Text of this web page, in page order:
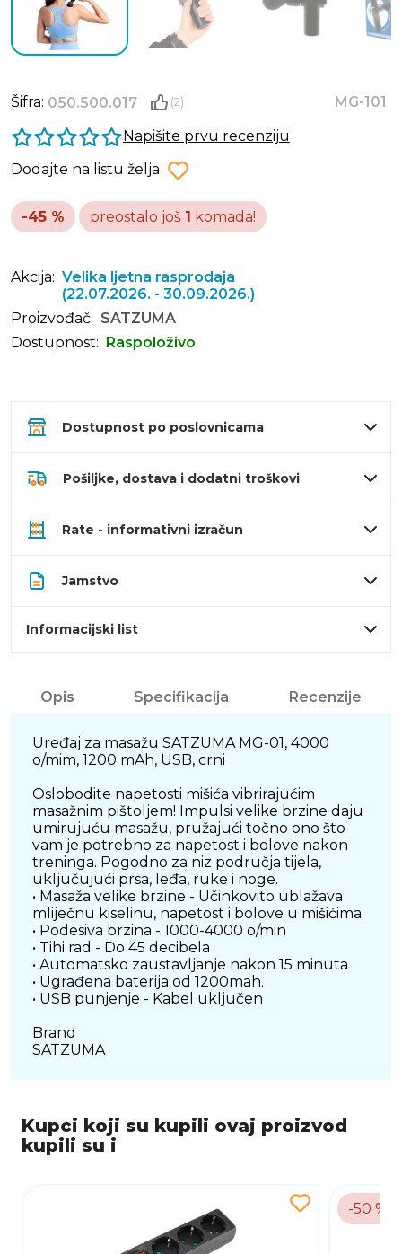
Šifra: 050.500.017 (2)
MG-101
Napišite prvu recenziju
Dodajte na listu želja
-45 % preostalo još 1 komada!
Akcija: Velika ljetna rasprodaja
(22.07.2026. - 30.09.2026.)
Proizvođač: SATZUMA
Dostupnost:
Raspoloživo
Dostupnost po poslovnicama
Pošiljke, dostava i dodatni troškovi
Rate - informativni izračun
Jamstvo
Informacijski list
Opis Specifikacija Recenzije
Uređaj za masažu SATZUMA MG-01, 4000
o/mim, 1200 mAh, USB, crni
Oslobodite napetosti mišića vibrirajućim
masažnim pištoljem! Impulsi velike brzine daju
umirujuću masažu, pružajući točno ono što
vam je potrebno za napetost i bolove nakon
treninga. Pogodno za niz područja tijela,
uključujući prsa, leđa, ruke i noge.
• Masaža velike brzine - Učinkovito ublažava
mliječnu kiselinu, napetost i bolove u mišićima.
• Podesiva brzina - 1000-4000 o/min
• Tihi rad - Do 45 decibela
• Automatsko zaustavljanje nakon 15 minuta
• Ugrađena baterija od 1200mah.
• USB punjenje - Kabel uključen
Brand
SATZUMA
Kupci koji su kupili ovaj proizvod
kupili su i
-50 %